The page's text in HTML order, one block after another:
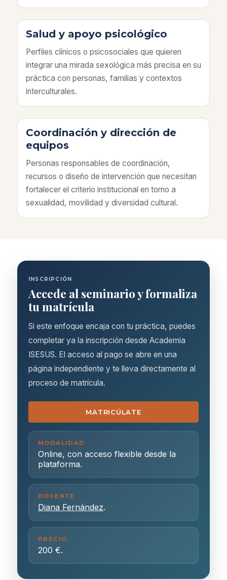
Salud y apoyo psicológico
Perfiles clínicos o psicosociales que quieren
integrar una mirada sexológica más precisa en su
práctica con personas, familias y contextos
interculturales.
Coordinación y dirección de
equipos
Personas responsables de coordinación,
recursos o diseño de intervención que necesitan
fortalecer el criterio institucional en torno a
sexualidad, movilidad y diversidad cultural.
INSCRIPCIÓN
Accede al seminario y formaliza
tu matrícula
Si este enfoque encaja con tu práctica, puedes
completar ya la inscripción desde Academia
ISESUS. El acceso al pago se abre en una
página independiente y te lleva directamente al
proceso de matrícula.
MATRICÚLATE
MODALIDAD
Online, con acceso flexible desde la
plataforma.
DOCENTE
Diana Fernández.
PRECIO
200 €.